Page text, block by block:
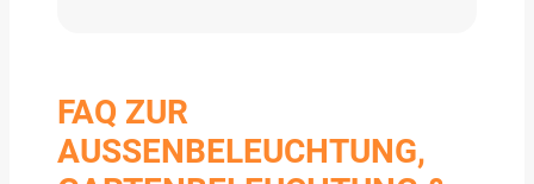
FAQ ZUR
AUSSENBELEUCHTUNG, G